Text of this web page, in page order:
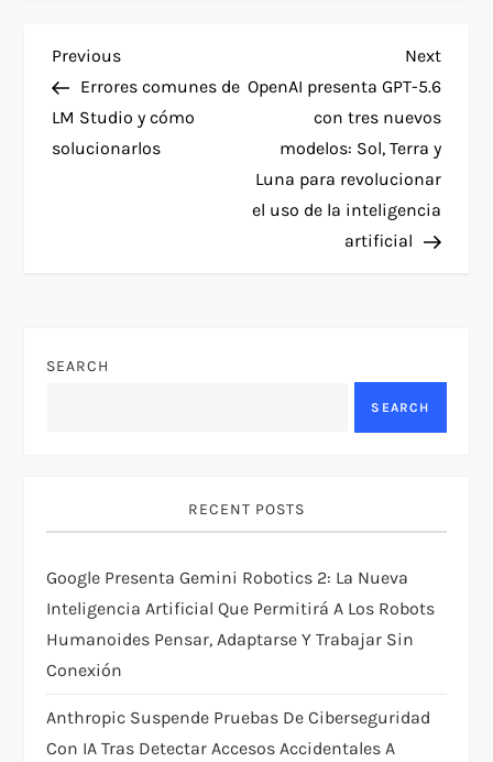
P
o
s
v
a
t
i
o
n
Previous
Post
Previous
Errores comunes de
LM Studio y cómo
solucionarlos
Next
Post
Next
OpenAI presenta GPT-5.6
con tres nuevos
modelos: Sol, Terra y
Luna para revolucionar
el uso de la inteligencia
artificial
SEARCH
SEARCH
RECENT POSTS
Google Presenta Gemini Robotics 2: La Nueva
Inteligencia Artificial Que Permitirá A Los Robots
Humanoides Pensar, Adaptarse Y Trabajar Sin
Conexión
Anthropic Suspende Pruebas De Ciberseguridad
Con IA Tras Detectar Accesos Accidentales A